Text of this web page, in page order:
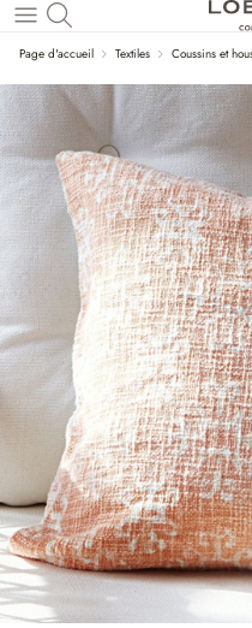
Revenir au contenu principal
Page d'accueil Textiles Coussins et